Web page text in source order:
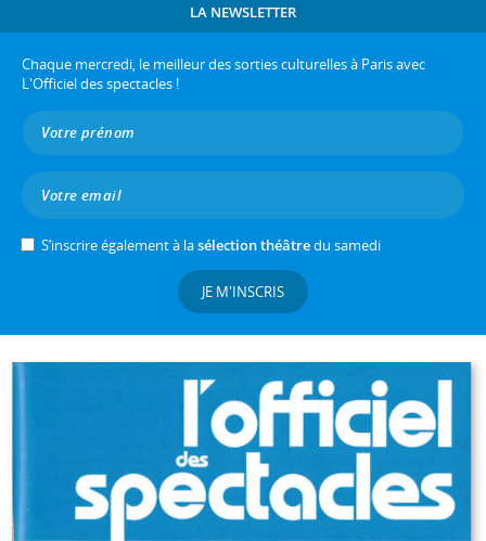
LA NEWSLETTER
Chaque mercredi, le meilleur des sorties culturelles à Paris avec
L'Officiel des spectacles !
S’inscrire également à lasélection théâtredu samedi
JE M'INSCRIS